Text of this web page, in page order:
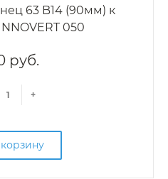
63 B14 (90мм) к
050
руб.
+